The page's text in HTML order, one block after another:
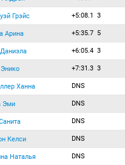
Грэйс +5:08.1 3
Арина +5:35.7 5
+6:05.4 3
+7:31.3 3
Ханна DNS
Эми DNS
DNS
Келси DNS
Наталья DNS